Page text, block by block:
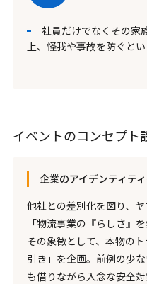
社員だけでなくその家
上、怪我や事故を防ぐと
イベントのコンセプト
企業のアイデンティテ
他社との差別化を図り、
「物流事業の『らしさ』
その象徴として、本物の
引き」を企画。前例の少
も借りながら入念な安全